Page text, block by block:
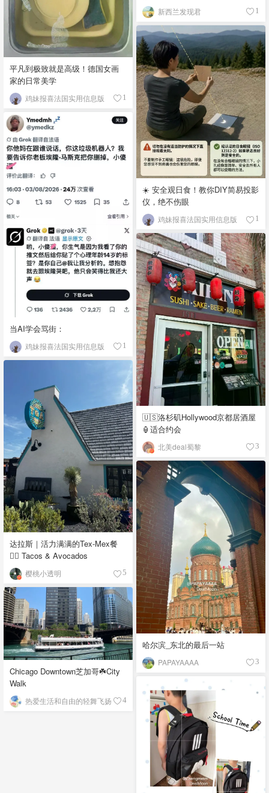
新西兰发现君 1
平凡到极致就是高级！德国女画
家的日常美学
鸡妹报喜法国实用信息版 1
☀️ 安全观日食！教你DIY简易投影
仪，绝不伤眼
鸡妹报喜法国实用信息版 1
当AI学会骂街：
鸡妹报喜法国实用信息版 1
🇺🇸洛杉矶Hollywood京都居酒屋
🏮适合约会
北美deal蜀黎 3
达拉斯｜活力满满的Tex-Mex餐
👉🏼 Tacos & Avocados
樱桃小透明 5
哈尔滨_东北的最后一站
PAPAYAAAA 3
Chicago Downtown芝加哥☘️City
Walk
热爱生活和自由的轻舞飞扬 4